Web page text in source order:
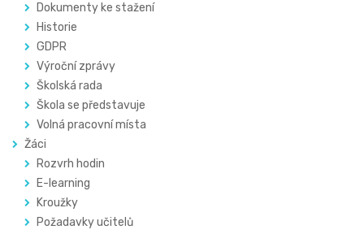
Dokumenty ke stažení
Historie
GDPR
Výroční zprávy
Školská rada
Škola se představuje
Volná pracovní místa
Žáci
Rozvrh hodin
E-learning
Kroužky
Požadavky učitelů